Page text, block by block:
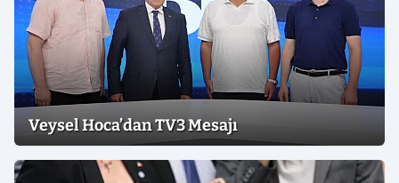
Veysel Hoca’dan TV3 Mesajı